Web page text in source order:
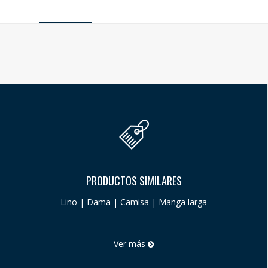
PRODUCTOS SIMILARES
Lino | Dama | Camisa | Manga larga
Ver más